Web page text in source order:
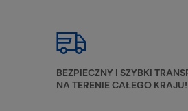
BEZPIECZNY I SZYBKI
NA TERENIE CAŁEGO KRAJU!